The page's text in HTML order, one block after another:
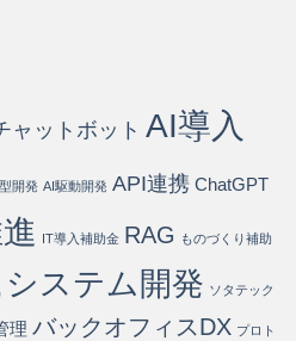
ャットボット AI導入
開発 AI駆動開発 API連携 ChatGPT
IT導入補助金 RAG ものづくり補助
システム開発 ソタテック
理 バックオフィスDX プロト